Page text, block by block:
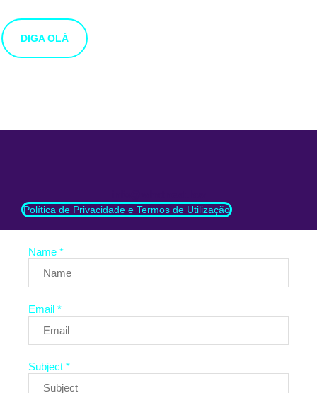
DIGA OLÁ
Política de Privacidade e Termos de Utilização
Name *
Email *
Subject *